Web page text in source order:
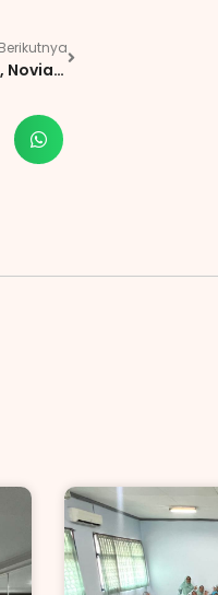
Berikutnya
Yulia Cookies: Berkembang dari Dapur Kecil, Novia Yudiasari Membuktikan Bahwa Bisnis Kecil Bisa Berdampak Besar